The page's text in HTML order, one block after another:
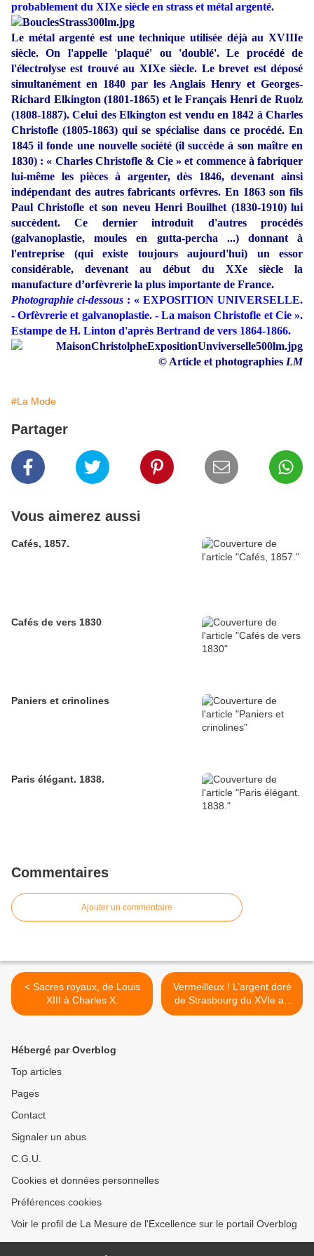
probablement du XIXe siècle en strass et métal argenté.
Le métal argenté est une technique utilisée déjà au XVIIIe
siècle. On l'appelle 'plaqué' ou 'doublé'. Le procédé de
l'électrolyse est trouvé au XIXe siècle. Le brevet est déposé
simultanément en 1840 par les Anglais Henry et Georges-
Richard Elkington (1801-1865) et le Français Henri de Ruolz
(1808-1887). Celui des Elkington est vendu en 1842 à Charles
Christofle (1805-1863) qui se spécialise dans ce procédé. En
1845 il fonde une nouvelle société (il succède à son maître en
1830) : « Charles Christofle & Cie » et commence à fabriquer
lui-même les pièces à argenter, dès 1846, devenant ainsi
indépendant des autres fabricants orfèvres. En 1863 son fils
Paul Christofle et son neveu Henri Bouilhet (1830-1910) lui
succèdent. Ce dernier introduit d'autres procédés
(galvanoplastie, moules en gutta-percha ...) donnant à
l'entreprise (qui existe toujours aujourd'hui) un essor
considérable, devenant au début du XXe siècle la
manufacture d’orfèvrerie la plus importante de France.
Photographie ci-dessous : « EXPOSITION UNIVERSELLE.
- Orfèvrerie et galvanoplastie. - La maison Christofle et Cie ».
Estampe de H. Linton d'après Bertrand de vers 1864-1866.
© Article et photographies LM
#La Mode
Partager
Vous aimerez aussi
Cafés, 1857.
Cafés de vers 1830
Paniers et crinolines
Paris élégant. 1838.
Commentaires
Ajouter un commentaire
< Sacres royaux, de Louis
XIII à Charles X.
Vermeilleux ! L’argent doré
de Strasbourg du XVIe au
XIXe siècle. >
Hébergé par Overblog
Top articles
Pages
Contact
Signaler un abus
C.G.U.
Cookies et données personnelles
Préférences cookies
Voir le profil de La Mesure de l'Excellence sur le portail Overblog